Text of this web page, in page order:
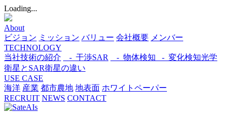
Loading...
About
ビジョン ミッション バリュー 会社概要 メンバー
TECHNOLOGY
当社技術の紹介
- 干渉SAR - 物体検知​ - 変化検知​光学
衛星とSAR衛星の違い
USE CASE
海洋 産業 都市​農地 地表面 ホワイトペーパー
RECRUIT NEWS CONTACT